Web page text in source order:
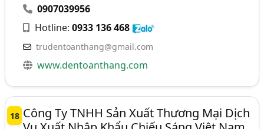
0907039956
Hotline:0933 136 468
trudentoanthang@gmail.com
www.dentoanthang.com
18 Công Ty TNHH Sản Xuất Thương Mại Dịch